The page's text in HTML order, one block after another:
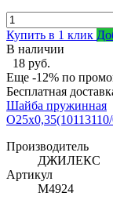
Купить в 1 клик
В наличии
18 руб.
Еще -12% по
Бесплатная
Шайба пружинная
Производитель
ДЖИЛЕКС
Артикул
М4924